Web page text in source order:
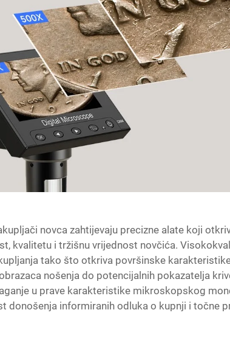
novca zahtijevaju precizne alate koji
kvalitetu i tržišnu vrijednost novčića.
tako što otkriva površinske
nošenja do potencijalnih pokazatelja
u prave karakteristike mikroskopskog
donošenja informiranih odluka o kupnji i točne